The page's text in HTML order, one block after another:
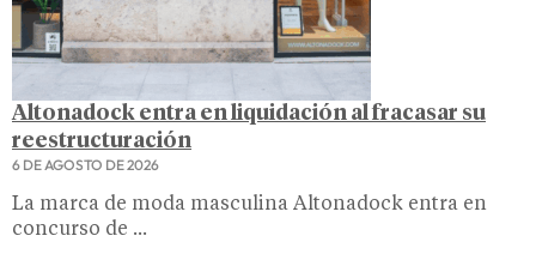
Altonadock entra en liquidación al fracasar su
reestructuración
6 DE AGOSTO DE 2026
La marca de moda masculina Altonadock entra en
concurso de ...